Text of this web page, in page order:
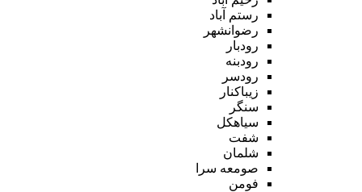
رستم آباد
رضوانشهر
رودبار
رودبنه
رودسر
زیباکنار
سنگر
سیاهکل
شفت
شلمان
صومعه سرا
فومن